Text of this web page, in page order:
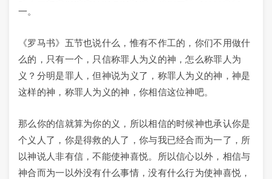
一。
《罗马书》五节也说什么，惟有不作工的，你们不用做什
么的，只有一个，只信称罪人为义的神，怎么称罪人为
义？分明是罪人，但神说为义了，称罪人为义的神，神是
这样的神，称罪人为义的神，你相信这位神吧。
那么你的信就算为你的义，所以相信的时候神也承认你是
个义人了，你是得救的人了，你与我已经合而为一了，所
以神说人非有信，不能使神喜悦。所以信心以外，相信与
神合而为一以外没有什么事情，没有什么行为使神喜悦，